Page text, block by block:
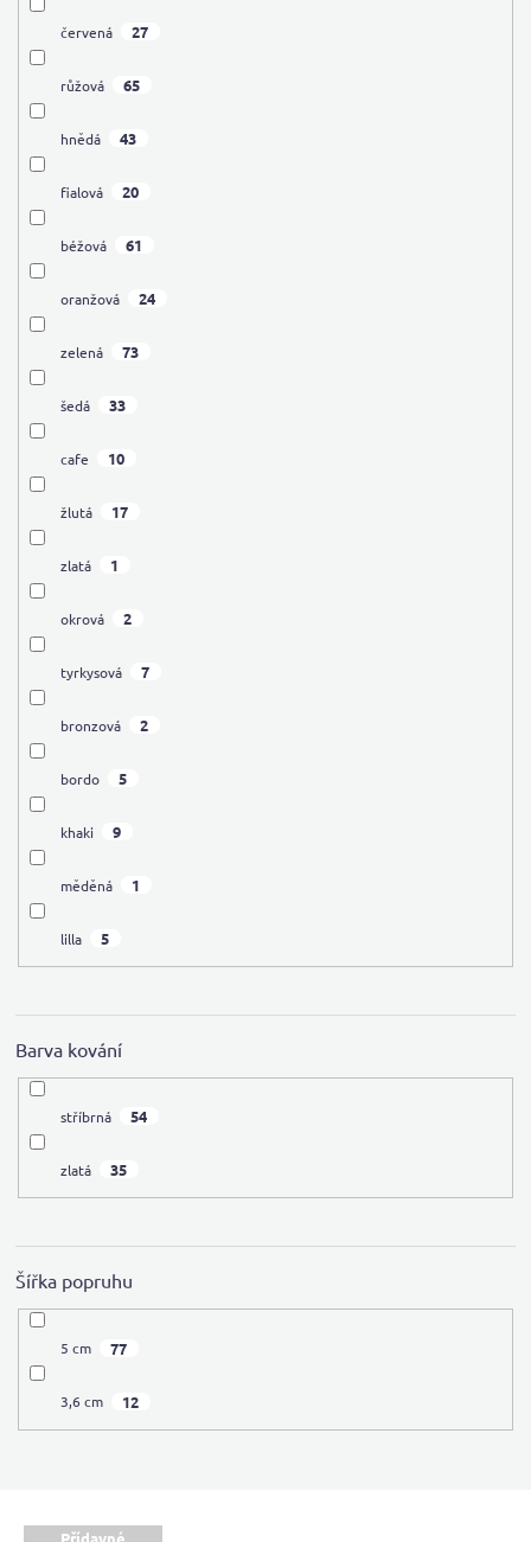
červená 27
růžová 65
hnědá 43
fialová 20
béžová 61
oranžová 24
zelená 73
šedá 33
cafe 10
žlutá 17
zlatá 1
okrová 2
tyrkysová 7
bronzová 2
bordo 5
khaki 9
měděná 1
lilla 5
Barva kování
stříbrná 54
zlatá 35
Šířka popruhu
5 cm 77
3,6 cm 12
V
Přídavné